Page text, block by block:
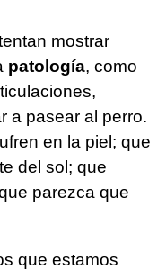
mostrar
patología, como
a pasear al perro.
en la piel; que
del sol; que
parezca que
que estamos